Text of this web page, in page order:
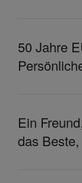
50 Jahre
Ein
das